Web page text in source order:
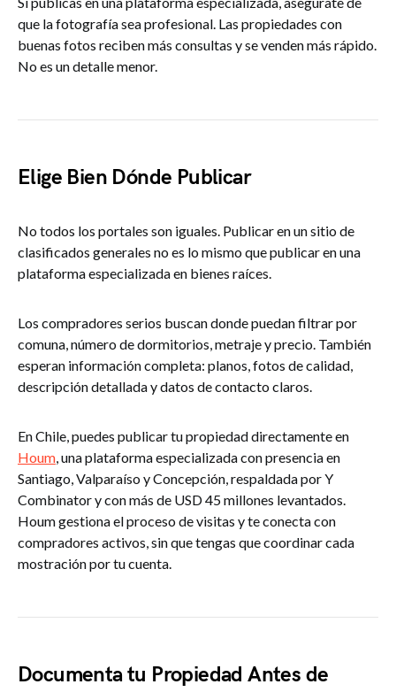
que la fotografía sea profesional. Las propiedades con
buenas fotos reciben más consultas y se venden más rápido.
No es un detalle menor.
Elige Bien Dónde Publicar
No todos los portales son iguales. Publicar en un sitio de
clasificados generales no es lo mismo que publicar en una
plataforma especializada en bienes raíces.
Los compradores serios buscan donde puedan filtrar por
comuna, número de dormitorios, metraje y precio. También
esperan información completa: planos, fotos de calidad,
descripción detallada y datos de contacto claros.
En Chile, puedes publicar tu propiedad directamente en
Houm, una plataforma especializada con presencia en
Santiago, Valparaíso y Concepción, respaldada por Y
Combinator y con más de USD 45 millones levantados.
Houm gestiona el proceso de visitas y te conecta con
compradores activos, sin que tengas que coordinar cada
mostración por tu cuenta.
Documenta tu Propiedad Antes de